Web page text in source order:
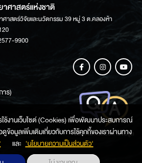
ศาสตร์แห่งชาติ
าสตร์วิจัยและนวัตกรรม 39 หมู่ 3 ต.คลองห้า
9900
ร)
ช่องทางการสอบถามข้อมูล
ใช้งานเว็บไซต์ (Cookies) เพื่อพัฒนาประสบการณ์
ข้อมูลเพิ่มเติมเกี่ยวกับการใช้คุกกี้ของเราผ่านทาง
และ ‘นโยบายความเป็นส่วนตัว'